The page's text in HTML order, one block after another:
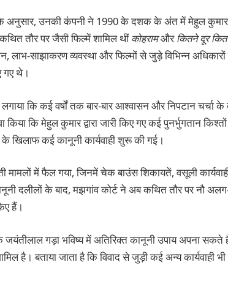
अनुसार, उनकी कंपनी ने 1990 के दशक के अंत में मेहुल
तौर पर जैसी फिल्में शामिल थींकोहरामऔरकितने दूर
लाभ-साझाकरण व्यवस्था और फिल्मों से जुड़े विभिन्न
गए थे।
कि कई वर्षों तक बार-बार आश्वासन और निपटान चर्चा
किया कि मेहुल कुमार द्वारा जारी किए गए कई पुनर्भुगतान
के खिलाफ कई कानूनी कार्यवाही शुरू की गई।
मामलों में फैल गया, जिनमें चेक बाउंस शिकायतें, वसूली
दलीलों के बाद, मझगांव कोर्ट ने अब कथित तौर पर नौ
हैं।
जयंतीलाल गड़ा भविष्य में अतिरिक्त कानूनी उपाय अपना
है। बताया जाता है कि विवाद से जुड़ी कई अन्य कार्यवाही